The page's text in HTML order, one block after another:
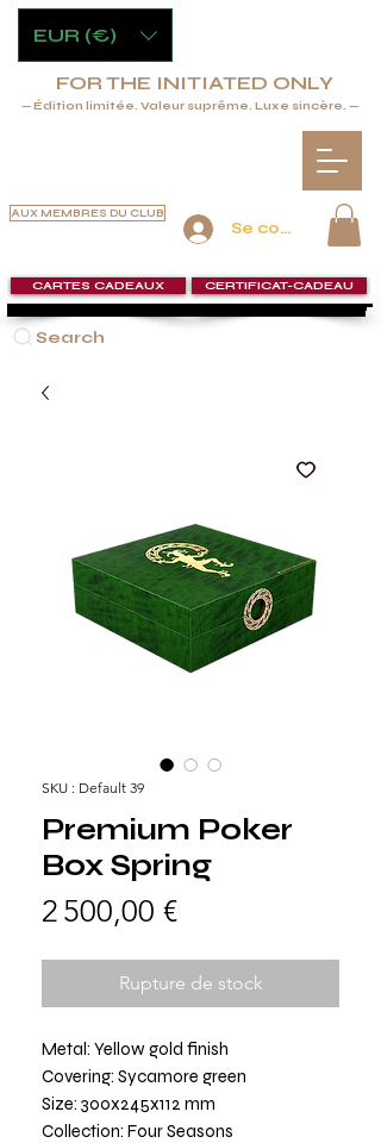
Se connecter
AUX MEMBRES DU CLUB
Search
CARTES CADEAUX CERTIFICAT-CADEAU
FOR THE INITIATED ONLY
— Édition limitée. Valeur suprême. Luxe sincère. —
EUR (€)
SKU : Default 39
Premium Poker
Box Spring
2 500,00 €Prix
Rupture de stock
Metal: Yellow gold finish
Covering: Sycamore green
Size: 300x245x112 mm
Collection: Four Seasons